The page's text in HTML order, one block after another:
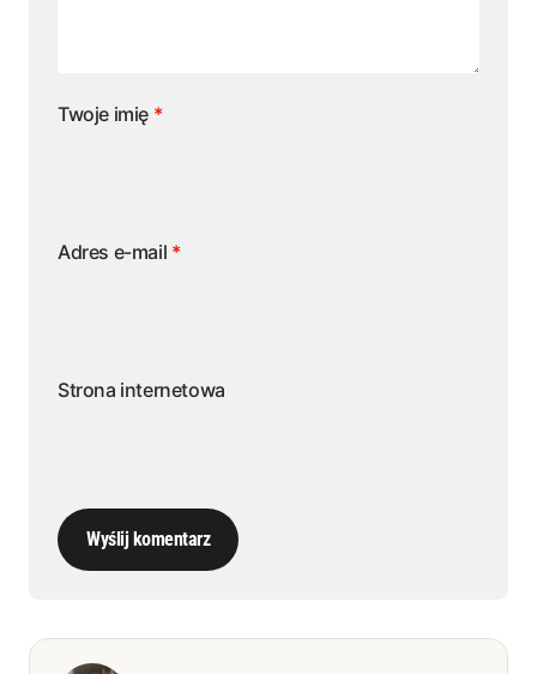
Twoje imię *
Adres e-mail *
Strona internetowa
Wyślij komentarz